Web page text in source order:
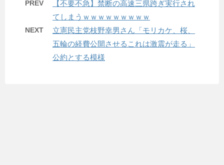
PREV
【不要不急】禁断の高速三県跨ぎ実行され
てしまうｗｗｗｗｗｗｗｗｗ
NEXT
立憲民主党枝野幸男さん「モリカケ、桜、
五輪の経費公開させるこれは激震が走る」
公約とする模様